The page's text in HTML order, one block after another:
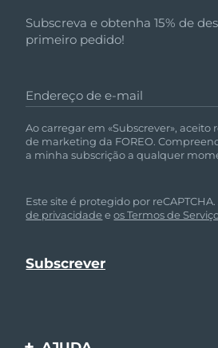
Subscreva e obtenha 15% de
primeiro pedido!
Endereço de e-mail
Ao carregar em «Subscrever»,
de marketing da FOREO.
a minha subscrição a qualquer
Este site é protegido por
de privacidade eos Termos de